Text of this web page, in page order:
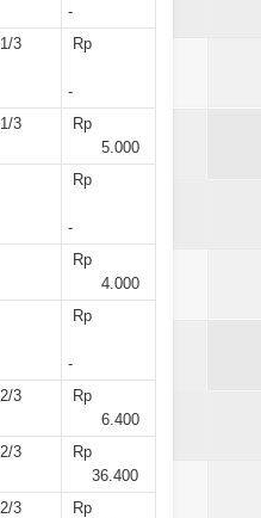
-
1/3 Rp
-
1/3
Rp
5.000
Rp
-
Rp
4.000
Rp
-
2/3
Rp
6.400
2/3
Rp
36.400
2/3
Rp